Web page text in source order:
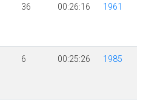
36 00:26:16 1961
6 00:25:26 1985